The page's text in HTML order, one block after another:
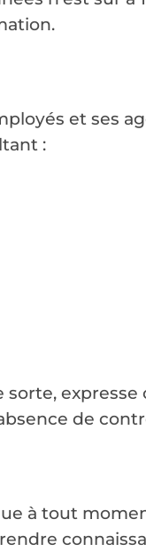
et ses
:
de
à tout